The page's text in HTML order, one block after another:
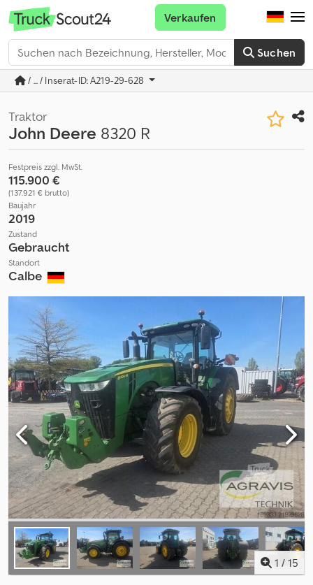
Suchen
Verkaufen
/ ... / Inserat-ID: A219-29-628
Traktor
John Deere 8320 R
Festpreis zzgl. MwSt.
115.900 €
(137.921 € brutto)
Baujahr
2019
Zustand
Gebraucht
Standort
Calbe
1 / 15